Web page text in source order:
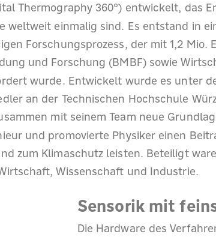
Thermography 360°) entwickelt, das
weltweit einmalig sind. Es entstand in
Forschungsprozess, der mit 1,2 Mio.
und Forschung (BMBF) sowie
wurde. Entwickelt wurde es unter
an der Technischen Hochschule
mit seinem Team neue
und promovierte Physiker einen
zum Klimaschutz leisten. Beteiligt
Wissenschaft und Industrie.
Sensorik mit
Die Hardware des